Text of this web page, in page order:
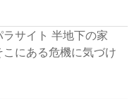
ラサイト 半地下の家
にある危機に気づけ